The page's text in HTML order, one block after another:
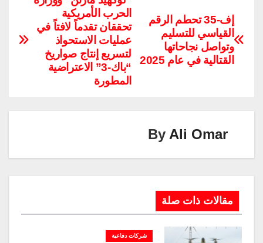
e
b
o
s
A
p
er
e
gr
a
m
e
dI
n
y
Li
n
k
الحرب الأمريكية
تحققان تقدماً لافتاً في
عمليات الاستحواذ
لتسريع إنتاج صواريخ
“باك-3” الاعتراضية
المطورة
إف-35 تحطم الرقم
القياسي للتسليم
وتواصل نجاحاتها
القتالية في عام 2025
By Ali Omar
مقالات ذات صلة
شركات دفاعية